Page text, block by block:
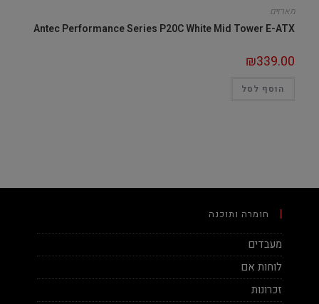
מארזים
Antec Performance Series P20C White Mid Tower E-ATX
₪339.00
הוסף לסל
חומרה ותוכנה
מעבדים
לוחות אם
זכרונות